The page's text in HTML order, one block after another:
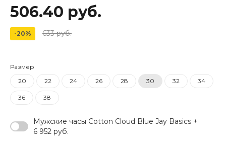
506.40 руб.
-20% 633 руб.
Размер
20
22 24 26 28 30 32 34
36 38
Мужские часы Cotton Cloud Blue Jay Basics +
6 952 руб.